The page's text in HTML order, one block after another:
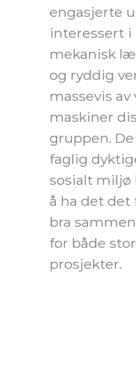
engasjerte
interessert i
mekanisk
og ryddig
massevis av
maskiner
gruppen.
faglig
sosialt miljø
å ha det det
bra
for både
prosjekter.